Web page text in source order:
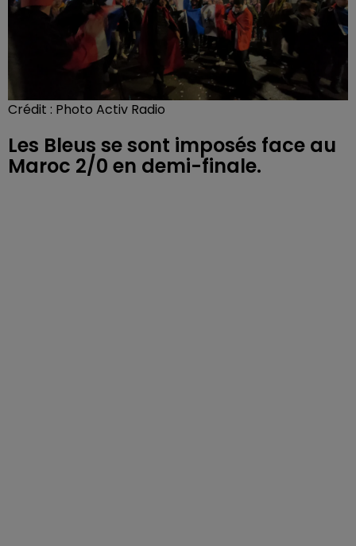
Crédit : Photo Activ Radio
Les Bleus se sont imposés face au
Maroc 2/0 en demi-finale.